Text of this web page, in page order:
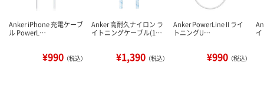
Anker iPhone 充電ケーブ
ル PowerL…
¥990 （税込）
Anker 高耐久ナイロン ラ
イトニングケーブル(1…
¥1,390 （税込）
Anker PowerLine II ライ
トニングU…
¥990 （税込）